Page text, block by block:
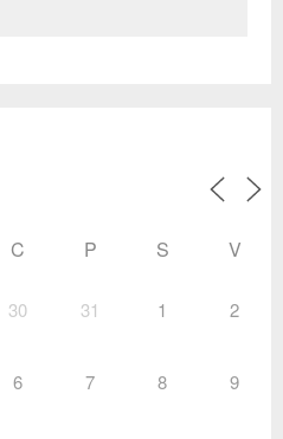
C P S V
30 31 1 2
6 7 8 9